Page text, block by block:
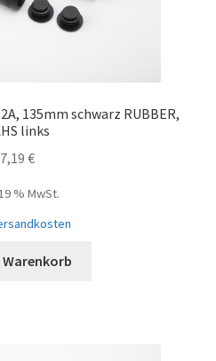
135mm schwarz RUBBER,
links
7,19 €
% MwSt.
Warenkorb